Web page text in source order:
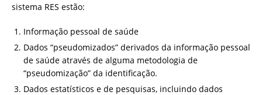
sistema RES estão:
Informação pessoal de saúde
Dados “pseudomizados” derivados da informação pessoal
de saúde através de alguma metodologia de
“pseudomização” da identificação.
Dados estatísticos e de pesquisas, incluindo dados